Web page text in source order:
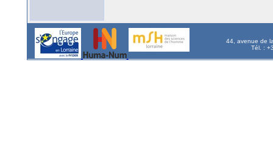
44, avenue de
Tél. :